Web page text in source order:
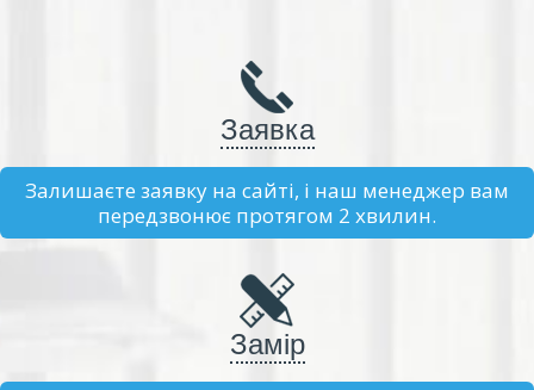
Заявка
Залишаєте заявку на сайті, і наш менеджер вам
передзвонює протягом 2 хвилин.
Замір